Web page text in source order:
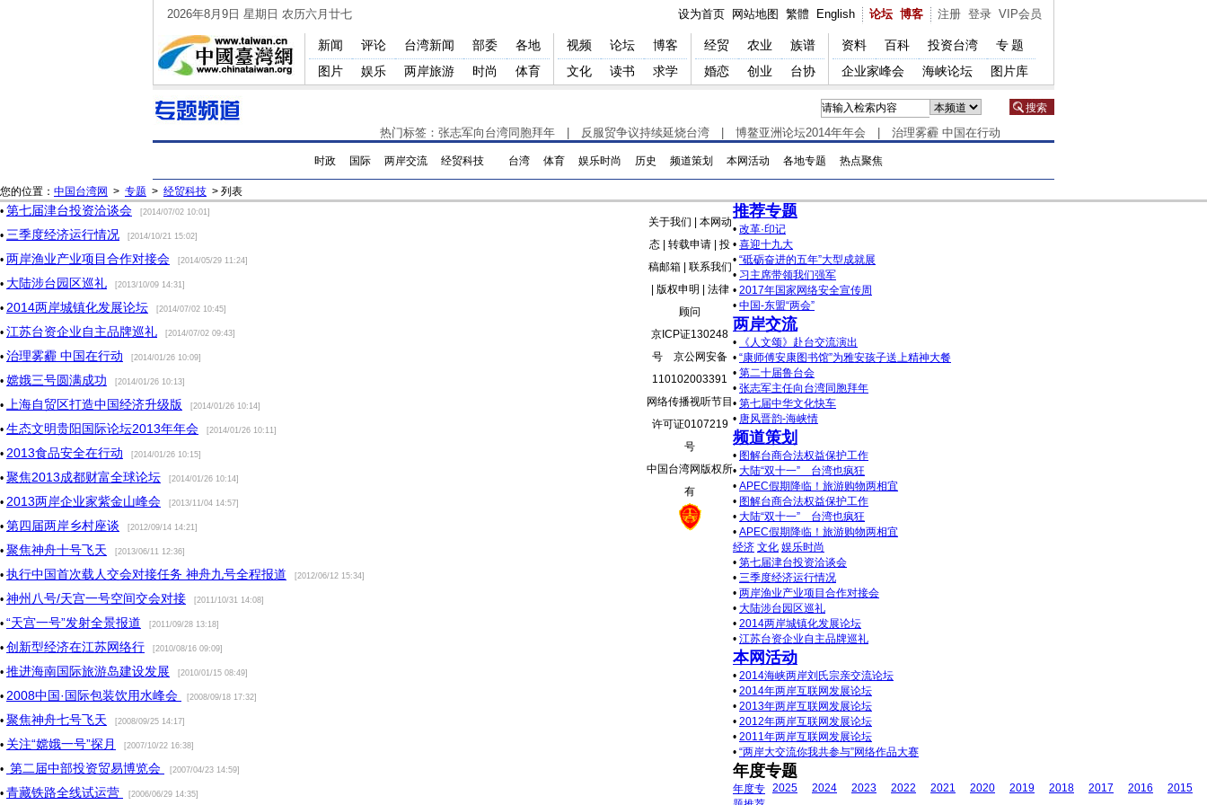
2026年8月9日 星期日 农历六月廿七 注册 登录 VIP会员
论坛 博客
设为首页 网站地图 繁體 English
新闻 评论 台湾新闻 部委
各地
图片
娱乐 两岸旅游 时尚 体育
视频 论坛
博客
文化
读书 求学
经贸 农业
族谱
婚恋
创业 台协
资料 百科 投资台湾
专题
企业家峰会
海峡论坛 图片库
热门标签： 张志军向台湾同胞拜年 反服贸争议持续延烧台湾 博鳌亚洲论坛2014年年会 治理雾霾 中国在行动
时政 国际 两岸交流 经贸科技 台湾 体育 娱乐时尚 历史 频道策划 本网活动 各地专题 热点聚焦
您的位置： 中国台湾网 > 专题 > 经贸科技 > 列表
• 第七届津台投资洽谈会 [2014/07/02 10:01]
• 三季度经济运行情况 [2014/10/21 15:02]
• 两岸渔业产业项目合作对接会 [2014/05/29 11:24]
• 大陆涉台园区巡礼 [2013/10/09 14:31]
• 2014两岸城镇化发展论坛 [2014/07/02 10:45]
• 江苏台资企业自主品牌巡礼 [2014/07/02 09:43]
• 治理雾霾 中国在行动 [2014/01/26 10:09]
• 嫦娥三号圆满成功 [2014/01/26 10:13]
• 上海自贸区打造中国经济升级版 [2014/01/26 10:14]
• 生态文明贵阳国际论坛2013年年会 [2014/01/26 10:11]
• 2013食品安全在行动 [2014/01/26 10:15]
• 聚焦2013成都财富全球论坛 [2014/01/26 10:14]
• 2013两岸企业家紫金山峰会 [2013/11/04 14:57]
• 第四届两岸乡村座谈 [2012/09/14 14:21]
• 聚焦神舟十号飞天 [2013/06/11 12:36]
• 执行中国首次载人交会对接任务 神舟九号全程报道 [2012/06/12 15:34]
• 神州八号/天宫一号空间交会对接 [2011/10/31 14:08]
• “天宫一号”发射全景报道 [2011/09/28 13:18]
• 创新型经济在江苏网络行 [2010/08/16 09:09]
• 推进海南国际旅游岛建设发展 [2010/01/15 08:49]
• 2008中国·国际包装饮用水峰会 [2008/09/18 17:32]
• 聚焦神舟七号飞天 [2008/09/25 14:17]
• 关注“嫦娥一号”探月 [2007/10/22 16:38]
• 第二届中部投资贸易博览会 [2007/04/23 14:59]
• 青藏铁路全线试运营 [2006/06/29 14:35]
推荐专题
• 改革·印记
• 喜迎十九大
• “砥砺奋进的五年”大型成就展
• 习主席带领我们强军
• 2017年国家网络安全宣传周
• 中国-东盟“两会”
两岸交流
•
《人文颂》赴台交流演出
• “康师傅安康图书馆”为雅安孩子送上精神大餐
• 第二十届鲁台会
• 张志军主任向台湾同胞拜年
• 第七届中华文化快车
• 唐风晋韵-海峡情
频道策划
• 图解台商合法权益保护工作
• 大陆“双十一” 台湾也疯狂
• APEC假期降临！旅游购物两相宜
• 图解台商合法权益保护工作
• 大陆“双十一” 台湾也疯狂
• APEC假期降临！旅游购物两相宜
经济 文化 娱乐时尚
• 第七届津台投资洽谈会
• 三季度经济运行情况
• 两岸渔业产业项目合作对接会
• 大陆涉台园区巡礼
• 2014两岸城镇化发展论坛
• 江苏台资企业自主品牌巡礼
本网活动
• 2014海峡两岸刘氏宗亲交流论坛
• 2014年两岸互联网发展论坛
• 2013年两岸互联网发展论坛
• 2012年两岸互联网发展论坛
• 2011年两岸互联网发展论坛
• “两岸大交流你我共参与”网络作品大赛
年度专题
年度专 2025 2024 2023 2022 2021 2020 2019 2018 2017 2016 2015
关于我们
本网动
态
转载申请
投
稿邮箱| 联系我们
| 版权申明 | 法律
顾问
京ICP证130248
号 京公网安备
110102003391
网络传播视听节目
许可证0107219
号
中国台湾网版权所
有